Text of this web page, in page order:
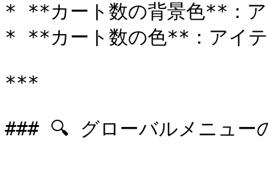
* **カート数の背景色**：ア
* **カート数の色**：アイテ
***
### 🔍 グローバルメニュー